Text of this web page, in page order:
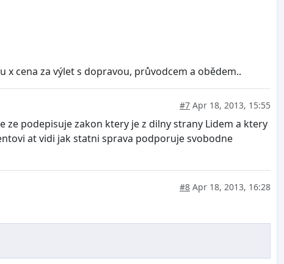
cena za výlet s dopravou, průvodcem a obědem..
#7 Apr 18, 2013, 15:55
podepisuje zakon ktery je z dilny strany Lidem a ktery
at vidi jak statni sprava podporuje svobodne
#8 Apr 18, 2013, 16:28